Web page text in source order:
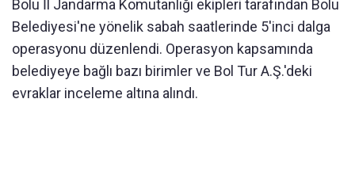
Bolu İl Jandarma Komutanlığı ekipleri tarafından Bolu
Belediyesi'ne yönelik sabah saatlerinde 5'inci dalga
operasyonu düzenlendi. Operasyon kapsamında
belediyeye bağlı bazı birimler ve Bol Tur A.Ş.'deki
evraklar inceleme altına alındı.